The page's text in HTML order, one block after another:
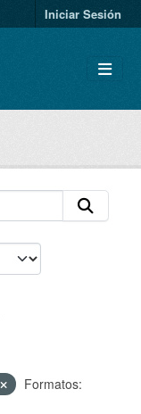
Iniciar Sesión
Formatos: